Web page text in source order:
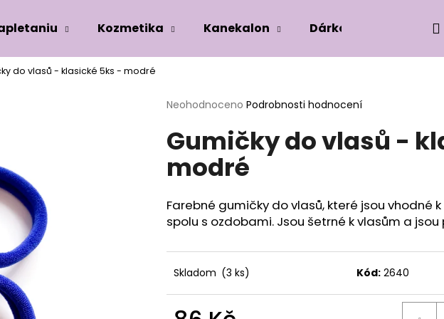
Kozmetika Kanekalon Dárková edice
do vlasů - klasické 5ks - modré
Průměrné
produktu
je
hvězdiček.
Neohodnoceno Podrobnosti hodnocení
Gumičky do vlasů -
modré
Farebné gumičky do vlasů, které jsou vhodné
spolu s ozdobami. Jsou šetrné k vlasům a jsou
Skladom (3 ks) Kód: 2640
Co potřebujete najít?
HLEDAT